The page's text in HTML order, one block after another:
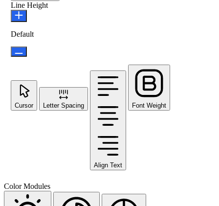
Line Height
Default
Cursor Letter Spacing
Align Text
Font Weight
Color Modules